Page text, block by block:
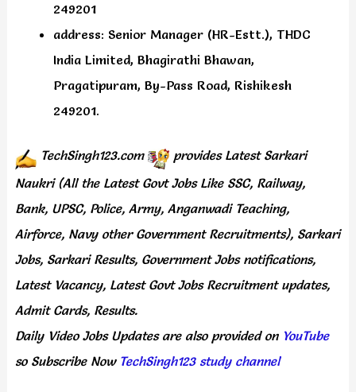
249201
address: Senior Manager (HR-Estt.), THDC
India Limited, Bhagirathi Bhawan,
Pragatipuram, By-Pass Road, Rishikesh
249201.
TechSingh123.com provides Latest Sarkari
Naukri (All the Latest Govt Jobs Like SSC, Railway,
Bank, UPSC, Police, Army, Anganwadi Teaching,
Airforce, Navy other Government Recruitments), Sarkari
Jobs, Sarkari Results, Government Jobs notifications,
Latest Vacancy, Latest Govt Jobs Recruitment updates,
Admit Cards, Results.
Daily Video Jobs Updates are also provided onYouTube
so Subscribe Now TechSingh123 study channel